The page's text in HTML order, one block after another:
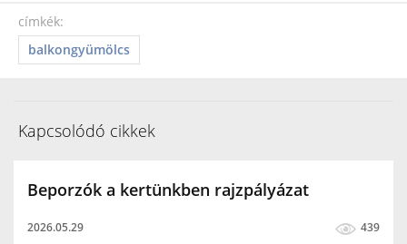
címkék:
balkongyümölcs
Kapcsolódó cikkek
Beporzók a kertünkben rajzpályázat
2026.05.29 439